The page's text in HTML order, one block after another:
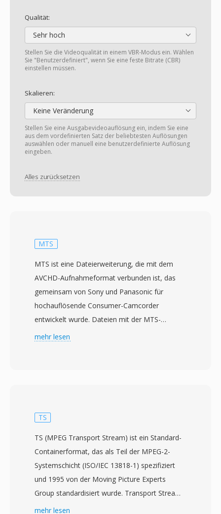
Qualität:
Sehr hoch
Stellen Sie die Videoqualität in einem VBR-Modus ein. Wählen
Sie "Benutzerdefiniert", wenn Sie eine feste Bitrate (CBR)
einstellen müssen.
Skalieren:
Keine Veränderung
Stellen Sie eine Ausgabevideoauflösung ein, indem Sie eine
aus dem vordefinierten Satz der beliebtesten Auflösungen
auswählen oder manuell eine benutzerdefinierte Auflösung
eingeben.
Alles zurücksetzen
MTS
MTS ist eine Dateierweiterung, die mit dem
AVCHD-Aufnahmeformat verbunden ist, das
gemeinsam von Sony und Panasonic für
hochauflösende Consumer-Camcorder
entwickelt wurde. Dateien mit der MTS-
Erweiterung enthalten MPEG-2-Transport-
abgerufen werden, im Gegensatz zu M2TS-
Transport-Stream-Format im Blu-ray-Disc-
Kontext bezeichnen. Consumer- und Semi-
Profi-Camcorder von Sony, Panasonic, Canon
und anderen Herstellern schreiben MTS-
Dateien in eine strukturierte
mehr lesen
TS
TS (MPEG Transport Stream) ist ein Standard-
Containerformat, das als Teil der MPEG-2-
Systemschicht (ISO/IEC 13818-1) spezifiziert
und 1995 von der Moving Picture Experts
Group standardisiert wurde. Transport Streams
sind für Kommunikations- und
mehr lesen